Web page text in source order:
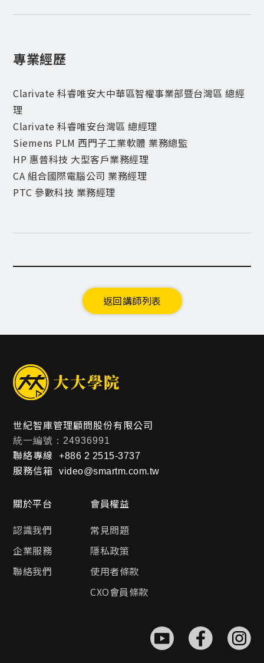
專業經歷
Clarivate 科睿唯安大中華區智權事業部暨台灣區 總經
理
Clarivate 科睿唯安台灣區 總經理
Siemens PLM 西門子工業軟體 業務總監
HP 惠普科技 大型客戶業務經理
CA 組合國際電腦公司 業務經理
PTC 參數科技 業務經理
返回講師列表
世紀智庫管理顧問股份有限公司
統一編號：24936991
聯絡專線 +886 2 2515-3737
服務信箱 video@smartm.com.tw
關於平台
認識我們
企業服務
聯絡我們
會員權益
常見問題
隱私政策
使用者條款
CXO會員條款